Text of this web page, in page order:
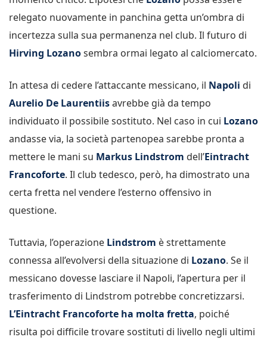
relegato nuovamente in panchina getta un’ombra di
incertezza sulla sua permanenza nel club. Il futuro di
Hirving Lozanosembra ormai legato al calciomercato.
In attesa di cedere l’attaccante messicano, il Napoli di
Aurelio De Laurentiisavrebbe già da tempo
individuato il possibile sostituto. Nel caso in cui Lozano
andasse via, la società partenopea sarebbe pronta a
mettere le mani su Markus Lindstrom dell’Eintracht
Francoforte. Il club tedesco, però, ha dimostrato una
certa fretta nel vendere l’esterno offensivo in
questione.
Tuttavia, l’operazione Lindstrom è strettamente
connessa all’evolversi della situazione di Lozano. Se il
messicano dovesse lasciare il Napoli, l’apertura per il
trasferimento di Lindstrom potrebbe concretizzarsi.
L’Eintracht Francoforte ha molta fretta, poiché
risulta poi difficile trovare sostituti di livello negli ultimi